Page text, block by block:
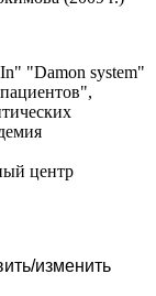
"Damon system"
центр
изменить